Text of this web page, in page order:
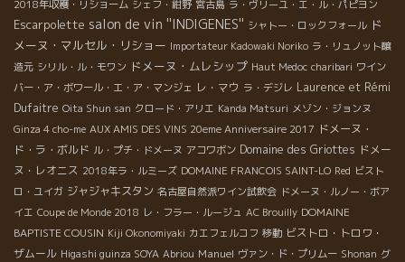
2018年収穫・リショーム シェフ・紺野 宮古島 ラ・ヴリーユ・エ・ル・パピヨン
Escarpolette salon de vin ''INDIGENES'' シャトー・ロックフォール ド
メーヌ・マルセル・リショー Importateur Kadowaki Noriko ラ・リュノット醸
造元 シリル・ル・モワン ドメーヌ・ムレシップ Haut Medoc charibari ワイン
バー・ア・ボワール・エ・ア・マンジェ レ・マウ ラ・デジレ Laurence et Rémi
Dufaitre Oita Shun san クロード・アリエ Kanda Matsuri メゾン・ジョンヌ
Ginza 4 cho-me AUX AMIS DES VINS 20eme Anniversaire 2017 ドメーヌ・
ド・ラ・ボルド ル・プチ・ドメーヌ アコワボン Domaine des Griottes ドメー
ヌ・レオニス 2018年ラ・ルミーズ DOMAINE FRANCOIS SAINT-LO Red ビスト
ロ・ユイガ ジャジャキスタン 名古屋自然派ワイン試飲会 ドメーヌ・ルノー・ボア
イエ Coupe de Monde 2018 レ・フラー・ルージュ AC Brouilly DOMAINE
BAPTISTE COUSIN Kiji Okonomiyaki カエフェルコフ 移動 ビストロ・トロワ・
ザムール Higashi guinza SOYA Abriou Manuel ヴァン・ド・プリムー Shonan グ